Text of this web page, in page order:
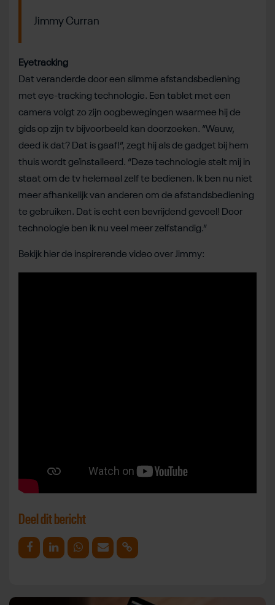
Jimmy Curran
Eyetracking
Dat veranderde door een slimme afstandsbediening
met eye-tracking technologie. Een tablet met een
camera volgt zo zijn oogbewegingen waarmee hij de
gids op zijn tv bijvoorbeeld kan doorzoeken. “Wauw,
deed ik dat? Dat is gaaf!”, zegt hij als de gadget bij hem
thuis wordt geïnstalleerd. “Deze technologie stelt mij in
staat om de tv helemaal zelf te bedienen. Ik ben nu niet
meer afhankelijk van anderen om de afstandsbediening
te gebruiken. Dat is echt een bevrijdend gevoel! Door
technologie ben ik nu veel meer zelfstandig.”
Bekijk hier de inspirerende video over Jimmy:
Deel dit bericht
Deel op Facebook
Deel op LinkedinDeel op Whatsapp
Mail link Kopieer link